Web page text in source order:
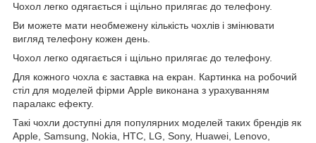
Чохол легко одягається і щільно прилягає до телефону.
Ви можете мати необмежену кількість чохлів і змінювати
вигляд телефону кожен день.
Чохол легко одягається і щільно прилягає до телефону.
Для кожного чохла є заставка на екран. Картинка на робочий
стіл для моделей фірми Apple виконана з урахуванням
паралакс ефекту.
Такі чохли доступні для популярних моделей таких брендів як
Apple, Samsung, Nokia, HTC, LG, Sony, Huawei, Lenovo,